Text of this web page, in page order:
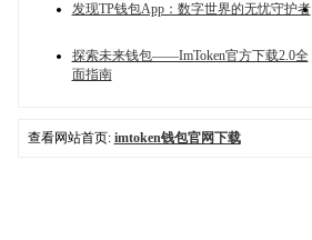
发现TP钱包App：数字世界的无忧守护者
探索未来钱包——ImToken官方下载2.0全
面指南
查看网站首页: imtoken钱包官网下载